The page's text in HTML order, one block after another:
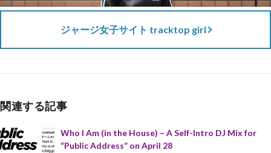
ジャージ女子サイト tracktop girl
関連する記事
Who I Am (in the House) – A Self-Intro DJ Mix for
“Public Address” on April 28